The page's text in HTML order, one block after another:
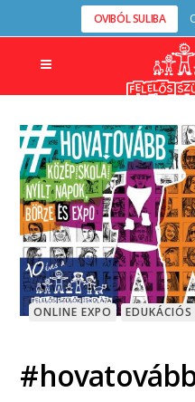
OVIBÓL SULIBA
ONLINE EXPO